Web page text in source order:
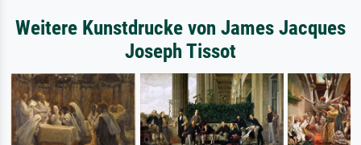
Weitere Kunstdrucke von James Jacques
Joseph Tissot